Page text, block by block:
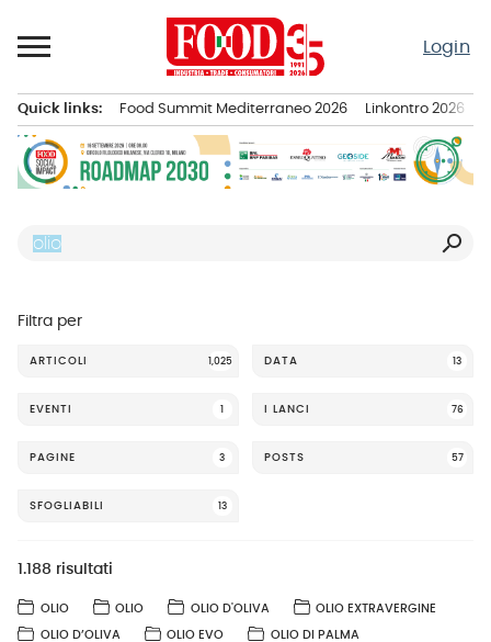
al
Login
principale
Quick links: Food Summit Mediterraneo 2026 Linkontro 2026
search
Filtra per
ARTICOLI 1,025 DATA 13
EVENTI I LANCI 76
PAGINE 3 POSTS 57
SFOGLIABILI 13
1.188 risultati
OLIO OLIO OLIO D'OLIVA OLIO EXTRAVERGINE
OLIO D’OLIVA OLIO EVO OLIO DI PALMA